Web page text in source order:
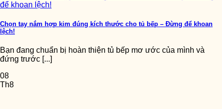
Chọn tay nắm hợp kim đúng kích thước cho tủ bếp – Đừng để khoan
lệch!
Bạn đang chuẩn bị hoàn thiện tủ bếp mơ ước của mình và
đứng trước [...]
08
Th8